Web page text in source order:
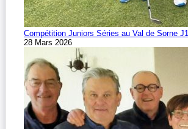
Compétition Juniors Séries au Val de Sorne J1
28 Mars 2026